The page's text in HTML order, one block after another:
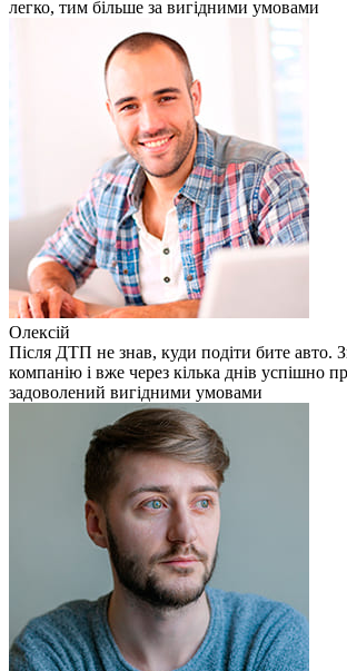
легко, тим більше за вигідними умовами
Олексій
Після ДТП не знав, куди подіти бите авто.
компанію і вже через кілька днів успішно
задоволений вигідними умовами